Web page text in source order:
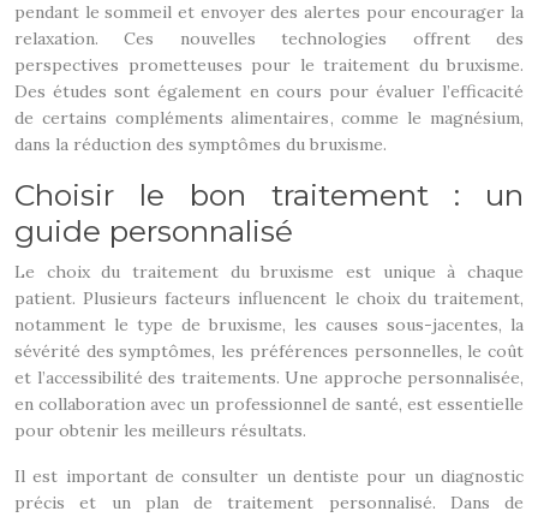
pendant le sommeil et envoyer des alertes pour encourager la
relaxation. Ces nouvelles technologies offrent des
perspectives prometteuses pour le traitement du bruxisme.
Des études sont également en cours pour évaluer l’efficacité
de certains compléments alimentaires, comme le magnésium,
dans la réduction des symptômes du bruxisme.
Choisir le bon traitement : un
guide personnalisé
Le choix du traitement du bruxisme est unique à chaque
patient. Plusieurs facteurs influencent le choix du traitement,
notamment le type de bruxisme, les causes sous-jacentes, la
sévérité des symptômes, les préférences personnelles, le coût
et l’accessibilité des traitements. Une approche personnalisée,
en collaboration avec un professionnel de santé, est essentielle
pour obtenir les meilleurs résultats.
Il est important de consulter un dentiste pour un diagnostic
précis et un plan de traitement personnalisé. Dans de